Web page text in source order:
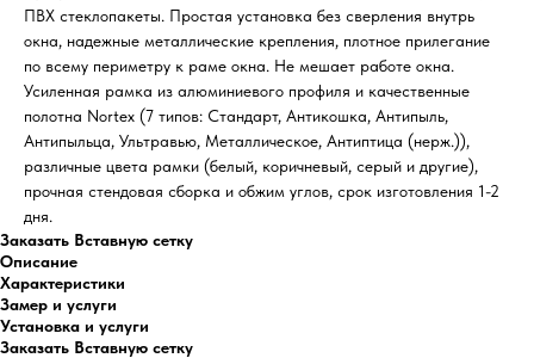
ПВХ стеклопакеты. Простая установка без сверления внутрь
окна, надежные металлические крепления, плотное прилегание
по всему периметру к раме окна. Не мешает работе окна.
Усиленная рамка из алюминиевого профиля и качественные
полотна Nortex (7 типов: Стандарт, Антикошка, Антипыль,
Антипыльца, Ультравью, Металлическое, Антиптица (нерж.)),
различные цвета рамки (белый, коричневый, серый и другие),
прочная стендовая сборка и обжим углов, срок изготовления 1-2
дня.
Заказать Вставную сетку
Описание
Характеристики
Замер и услуги
Установка и услуги
Заказать Вставную сетку